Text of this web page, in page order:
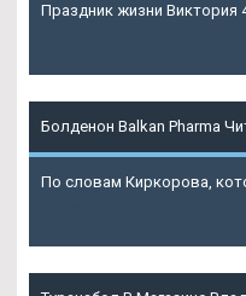
Праздник жизни Виктория
Болденон Balkan Pharma
По словам Киркорова,